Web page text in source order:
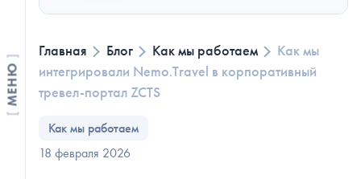
Главная Блог Как мы работаем
Как мы
интегрировали Nemo.Travel в корпоративный
тревел-портал ZCTS
Как мы работаем
18 февраля 2026
МЕНЮ